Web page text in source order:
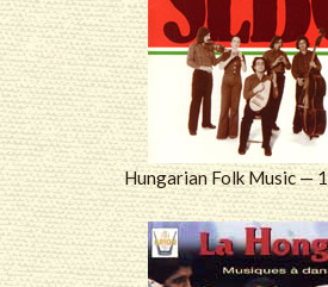
Hungarian Folk Music —